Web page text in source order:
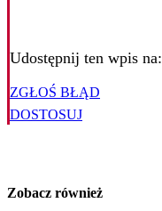
Udostępnij ten wpis na:
ZGŁOŚ BŁĄD
DOSTOSUJ
Zobacz również